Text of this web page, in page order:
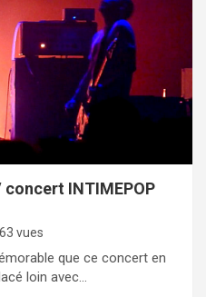
concert INTIMEPOP
vues
que ce concert en
loin avec…